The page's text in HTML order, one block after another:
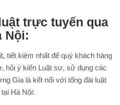
trực tuyến qua
Nội:
tiết kiệm nhất để quý khách hàng
hỏi ý kiến Luật sư, sử dụng các
Gia là kết nối với tổng đài luật
Hà Nội: